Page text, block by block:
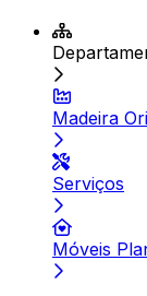
Madeira
Serviços
Móveis